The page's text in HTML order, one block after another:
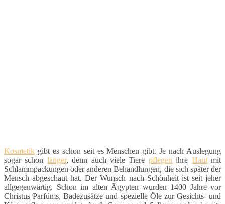
Kosmetik gibt es schon seit es Menschen gibt. Je nach Auslegung
sogar schon länger, denn auch viele Tiere pflegen ihre Hautmit
Schlammpackungen oder anderen Behandlungen, die sich später der
Mensch abgeschaut hat. Der Wunsch nach Schönheit ist seit jeher
allgegenwärtig. Schon im alten Ägypten wurden 1400 Jahre vor
Christus Parfüms, Badezusätze und spezielle Öle zur Gesichts- und